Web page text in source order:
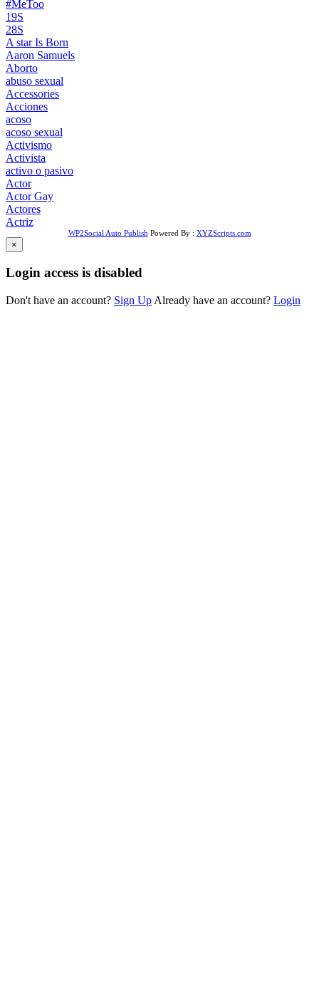
#MeToo
19S
28S
A star Is Born
Aaron Samuels
Aborto
abuso sexual
Accessories
Acciones
acoso
acoso sexual
Activismo
Activista
activo o pasivo
Actor
Actor Gay
Actores
Actriz
WP2Social Auto Publish Powered By : XYZScripts.com
×
Login access is disabled
Don't have an account? Sign Up Already have an account? Login